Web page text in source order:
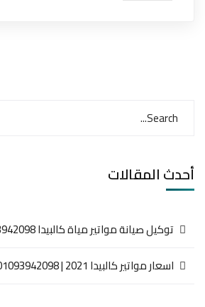
أحدث المقالات
توكيل صيانة مواتير مياة كالبيدا 01093942098
اسعار مواتير كالبيدا 2021 | 01093942098